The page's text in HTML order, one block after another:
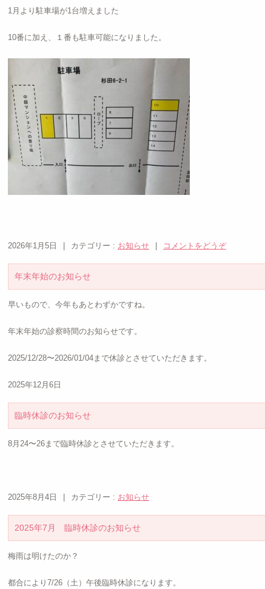
1月より駐車場が1台増えました
10番に加え、１番も駐車可能になりました。
2026年1月5日 カテゴリー : お知らせ コメントをどうぞ
年末年始のお知らせ
早いもので、今年もあとわずかですね。
年末年始の診察時間のお知らせです。
2025/12/28〜2026/01/04まで休診とさせていただきます。
2025年12月6日
臨時休診のお知らせ
8月24〜26まで臨時休診とさせていただきます。
2025年8月4日 カテゴリー : お知らせ
2025年7月 臨時休診のお知らせ
梅雨は明けたのか？
都合により7/26（土）午後臨時休診になります。